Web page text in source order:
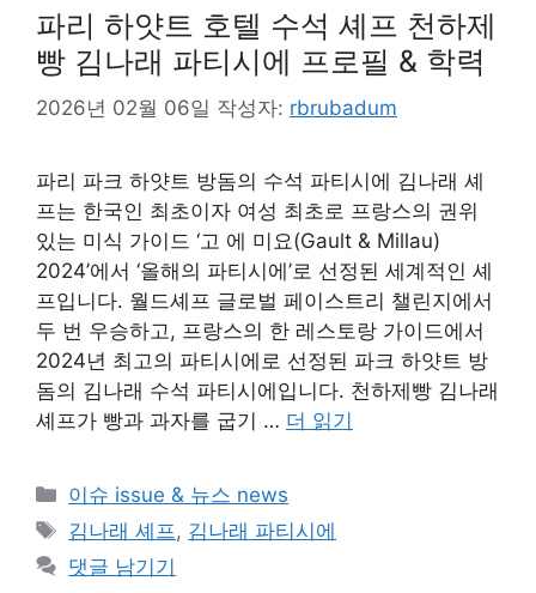
파리 하얏트 호텔 수석 셰프 천하제
빵 김나래 파티시에 프로필 & 학력
2026년 02월 06일 작성자: rbrubadum
파리 파크 하얏트 방돔의 수석 파티시에 김나래 셰
프는 한국인 최초이자 여성 최초로 프랑스의 권위
있는 미식 가이드 ‘고 에 미요(Gault & Millau)
2024’에서 ‘올해의 파티시에’로 선정된 세계적인 셰
프입니다. 월드셰프 글로벌 페이스트리 챌린지에서
두 번 우승하고, 프랑스의 한 레스토랑 가이드에서
2024년 최고의 파티시에로 선정된 파크 하얏트 방
돔의 김나래 수석 파티시에입니다. 천하제빵 김나래
셰프가 빵과 과자를 굽기 … 더 읽기
카
테
고
리
이슈 issue & 뉴스 news
태
그
김나래 셰프 , 김나래 파티시에
댓글 남기기